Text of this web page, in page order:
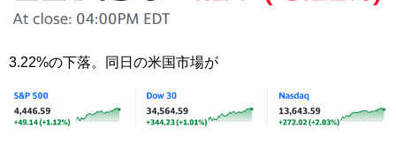
3.22%の下落。同日の米国市場が